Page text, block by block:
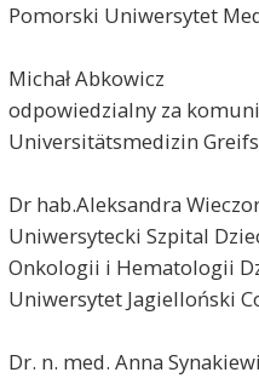
Pomorski Uniwersytet
Michał Abkowicz
odpowiedzialny za
Universitätsmedizin
Dr hab.Aleksandra
Uniwersytecki Szpital
Onkologii i Hematologii
Uniwersytet Jagielloński
Dr. n. med. Anna